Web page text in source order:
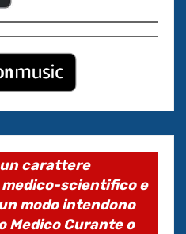
carattere
scientifico e
modo intendono
Medico Curante o